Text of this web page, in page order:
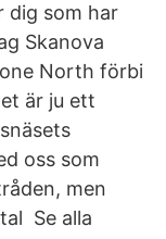
dig som har
Skanova
North förbi
är ju ett
oss som
men
Se alla